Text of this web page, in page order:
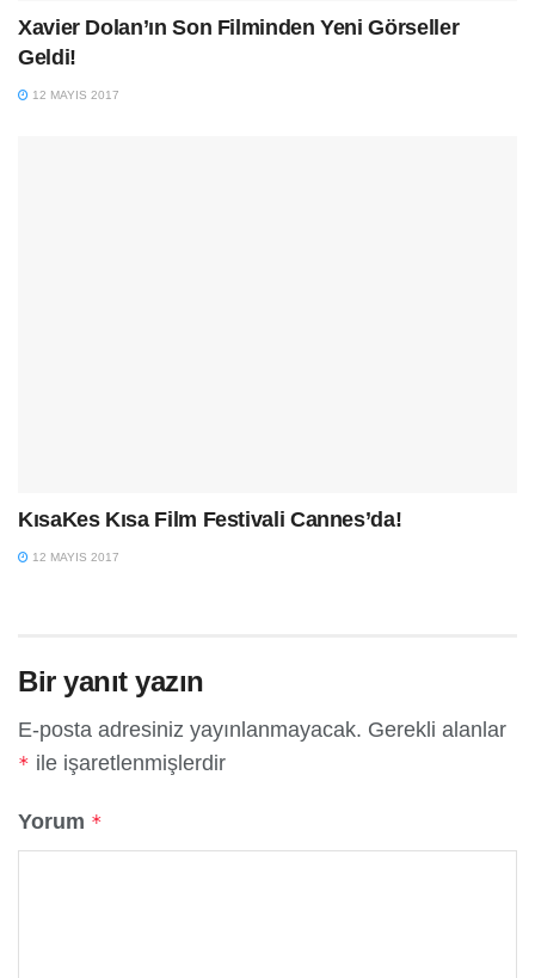
Xavier Dolan’ın Son Filminden Yeni Görseller
Geldi!
12 MAYIS 2017
KısaKes Kısa Film Festivali Cannes’da!
12 MAYIS 2017
Bir yanıt yazın
E-posta adresiniz yayınlanmayacak. Gerekli alanlar
* ile işaretlenmişlerdir
Yorum *